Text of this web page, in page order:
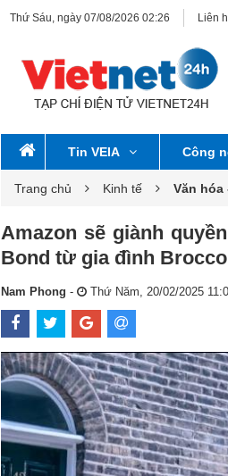
Thứ Sáu, ngày 07/08/2026 02:26 Liên
Tin VEIA Công
Trang chủ Kinh tế Văn hóa
Amazon sẽ giành
Bond từ gia đình
Nam Phong - Thứ Năm, 20/02/2025